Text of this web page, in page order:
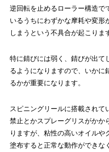
逆回転を止めるローラー構造で
いるうちにわずかな摩耗や変形
しまうという不具合が起こりま
特に錆びには弱く、錆びが出て
るようになりますので、いかに
るかが重要になります。
スピニングリールに搭載されて
禁止とかスプレーグリスがかか
りますが、粘性の高いオイル
塗布すると正常な動作ができな